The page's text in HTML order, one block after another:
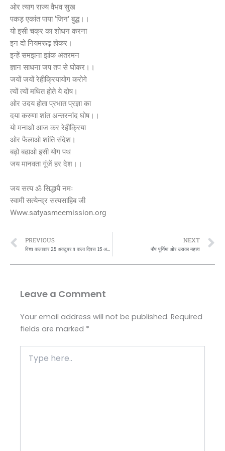
ओर त्याग राज्य वैभव सुख
पकड़ एकांत पाया ‘जिन’ बुद्ध।।
यो इसी चक्र का शोधन करना
इन दो नियमरूढ़ होकर।
इन्हें समझना झांक अंतरमन
ज्ञान साधना जप तप से घोकर।।
जयों जयों रेहीक्रियायोग करोगे
त्यों त्यों मथित होते ये दोष।
ओर उदय होता प्रभात प्रज्ञा का
दया करुणा शांत अन्तरनांद घोष।।
यो मनाओ आज कर रेहीक्रिया
ओर फैलाओ शांति संदेश।
बढ़ो बढाओ इसी योग पथ
जय मानवता गूंजें हर देश।।
जय सत्य ॐ सिद्धायै नमः
स्वामी सत्येन्द्र सत्यसाहिब जी
Www.satyasmeemission.org
Prev
PREVIOUS
विश्व कलाकार 25 अक्टूबर व कला दिवस 15 अप्रैल ओर विश्व रंगमंच 27 मार्च पर कविता
NEXT
पौष पूर्णिमा ओर उसका महत्त्व
Leave a Comment
Your email address will not be published. Required
fields are marked *
here..